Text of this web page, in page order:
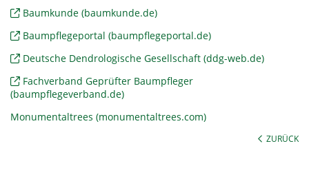
Baumkunde (baumkunde.de)
Baumpflegeportal (baumpflegeportal.de)
Deutsche Dendrologische Gesellschaft (ddg-web.de)
Fachverband Geprüfter Baumpfleger
(baumpflegeverband.de)
Monumentaltrees (monumentaltrees.com)
ZURÜCK